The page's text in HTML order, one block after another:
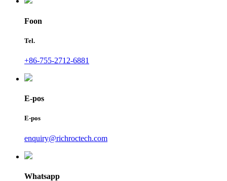
Foon
Tel.
+86-755-2712-6881
E-pos
E-pos
enquiry@richroctech.com
Whatsapp